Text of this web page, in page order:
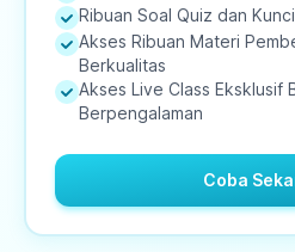
Ribuan Soal Quiz dan
Akses Ribuan Materi
Berkualitas
Akses Live Class Eksklusif
Berpengalaman
Coba